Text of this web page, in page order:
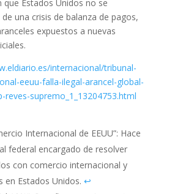
Estados Unidos no se
una crisis de balanza de pagos,
expuestos a nuevas
internacional/tribunal-
eeuu-falla-ilegal-arancel-global-
supremo_1_13204753.html
Internacional de EEUU”: Hace
federal encargado de resolver
con comercio internacional y
en Estados Unidos. ↩︎